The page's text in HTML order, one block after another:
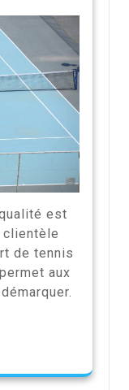
est
de tennis
aux